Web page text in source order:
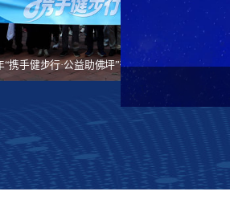
启动
益捐步活动启动​
数智向善 激发互联网公益新动能